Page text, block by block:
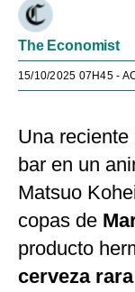
The Economist
15/10/2025 07H45-
Una reciente
bar en un
Matsuo
copas de
producto
cerveza